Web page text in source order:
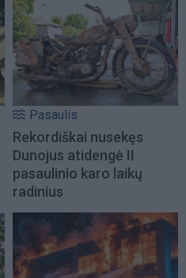
Pasaulis
Rekordiškai nusekęs
Dunojus atidengė II
pasaulinio karo laikų
radinius